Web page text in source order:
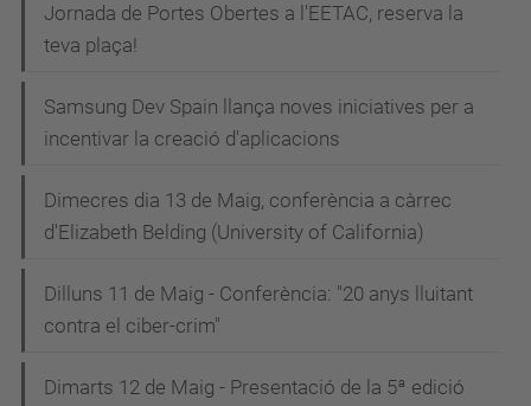
Jornada de Portes Obertes a l'EETAC, reserva la
teva plaça!
Samsung Dev Spain llança noves iniciatives per a
incentivar la creació d'aplicacions
Dimecres dia 13 de Maig, conferència a càrrec
d'Elizabeth Belding (University of California)
Dilluns 11 de Maig - Conferència: "20 anys lluitant
contra el ciber-crim"
Dimarts 12 de Maig - Presentació de la 5ª edició